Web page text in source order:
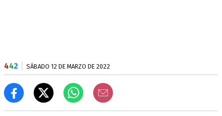
442 SÁBADO 12 DE MARZO DE 2022